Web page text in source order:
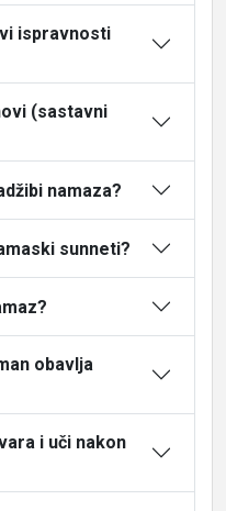
ispravnosti
(sastavni
namaza?
sunneti?
obavlja
i uči nakon